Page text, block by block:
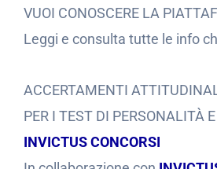
VUOI CONOSCERE LA
Leggi e consulta tutte le info
ACCERTAMENTI
PER I TEST DI PERSONALITÀ
INVICTUS CONCORSI